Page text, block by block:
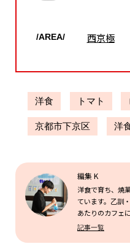
/AREA/ 西京極
洋食 トマト
京都市下京区 洋
編集 K
洋食で育ち、焼
ています。乙訓
あたりのカフェ
記事一覧